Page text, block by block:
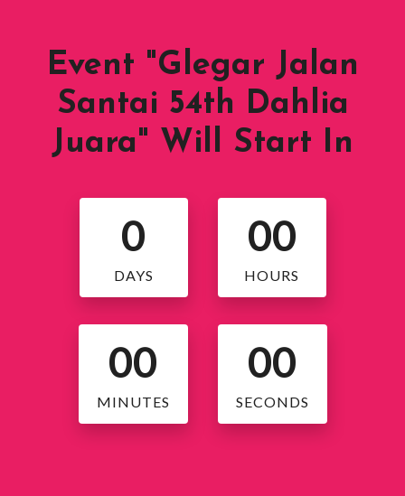
Event "Glegar Jalan
Santai 54th Dahlia
Juara" Will Start In
0
DAYS
00
HOURS
00
MINUTES
00
SECONDS